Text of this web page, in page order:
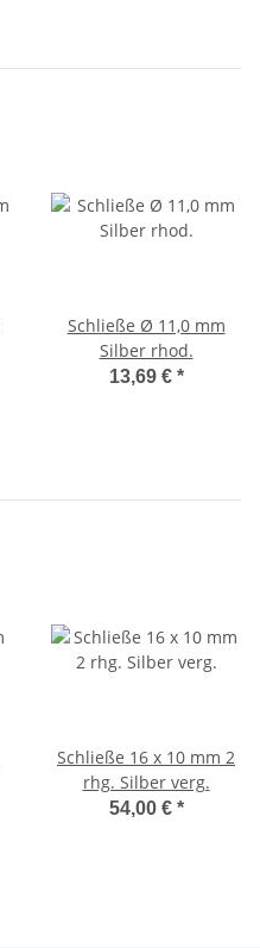
Schließe Ø 11,0 mm
Silber rhod.
13,69 € *
Schließe 16 x 10 mm 2
rhg. Silber verg.
54,00 € *